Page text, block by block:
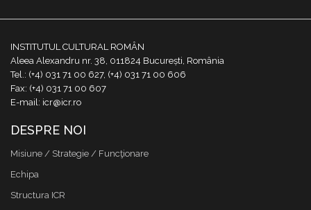
INSTITUTUL CULTURAL ROMÂN
Aleea Alexandru nr. 38, 011824 București, România
Tel.: (+4) 031 71 00 627, (+4) 031 71 00 606
Fax: (+4) 031 71 00 607
E-mail: icr@icr.ro
DESPRE NOI
Misiune / Strategie / Funcţionare
Echipa
Structura ICR